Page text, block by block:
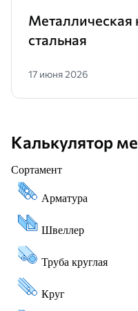
Металлическая
стальная
17 июня 2026
Калькулятор